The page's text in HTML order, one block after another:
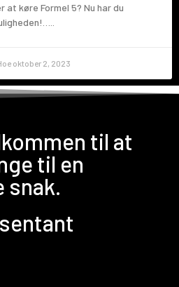
at køre Formel 5? Nu har du
oktober 2, 2023
til at
til en
snak.